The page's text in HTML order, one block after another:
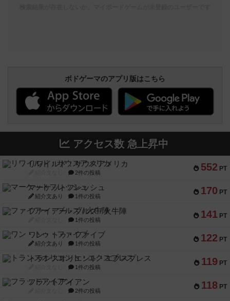
ボドゲーマのアプリ版はこちら
アクセス数 急上昇中
552 PT
リワイルド：サウスアメリカ
2件の投稿
170 PT
マーケットフレッシュ
紹介文あり 1件の投稿
141 PT
ファイアー・ブルズ / 火牛陣
1件の投稿
122 PT
ワン・トゥ・ファイブ
紹介文あり 1件の投稿
119 PT
トランスオリエント・エクスプレス
1件の投稿
118 PT
フラットアイアン
2件の投稿